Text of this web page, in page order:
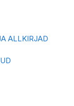
ALLKIRJAD